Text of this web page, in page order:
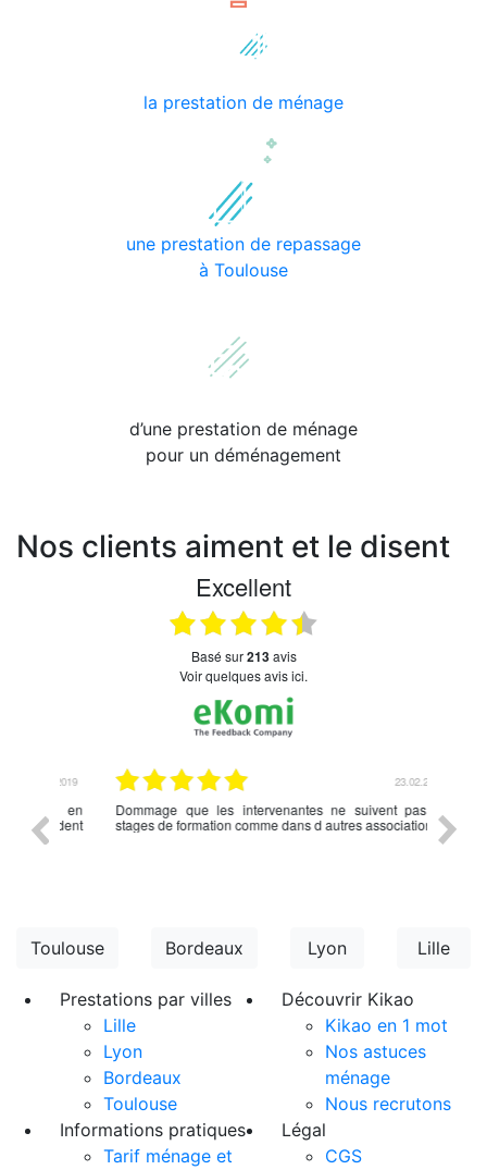
la prestation de ménage
une prestation de repassage
à Toulouse
d’une prestation de ménage
pour un déménagement
Nos clients aiment et le disent
Excellent
basé sur213avis
Voir quelques avis ici.
23.02.2019
Dommage que les intervenantes ne suivent pas de
stages de formation comme dans d autres associations,
Toulouse Bordeaux Lyon Lille
Prestations par villes
Lille
Lyon
Bordeaux
Toulouse
Découvrir Kikao
Kikao en 1 mot
Nos astuces
ménage
Nous recrutons
Informations pratiques
Tarif ménage et
Légal
CGS